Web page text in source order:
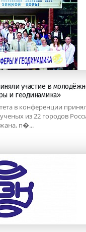
участие в
и геодинамика»
в конференции
из 22 городов
п�...